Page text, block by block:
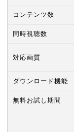
コンテンツ数
同時視聴数
対応画質
ダウンロード機能
無料お試し期間